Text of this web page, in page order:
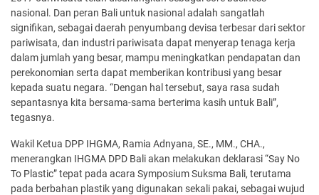
nasional. Dan peran Bali untuk nasional adalah sangatlah
signifikan, sebagai daerah penyumbang devisa terbesar dari sektor
pariwisata, dan industri pariwisata dapat menyerap tenaga kerja
dalam jumlah yang besar, mampu meningkatkan pendapatan dan
perekonomian serta dapat memberikan kontribusi yang besar
kepada suatu negara. “Dengan hal tersebut, saya rasa sudah
sepantasnya kita bersama-sama berterima kasih untuk Bali”,
tegasnya.
Wakil Ketua DPP IHGMA, Ramia Adnyana, SE., MM., CHA.,
menerangkan IHGMA DPD Bali akan melakukan deklarasi “Say No
To Plastic” tepat pada acara Symposium Suksma Bali, terutama
pada berbahan plastik yang digunakan sekali pakai, sebagai wujud